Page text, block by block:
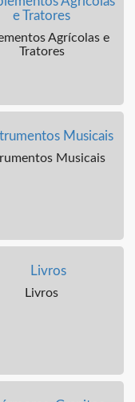
Agrícolas e
Tratores
Musicais
Livros